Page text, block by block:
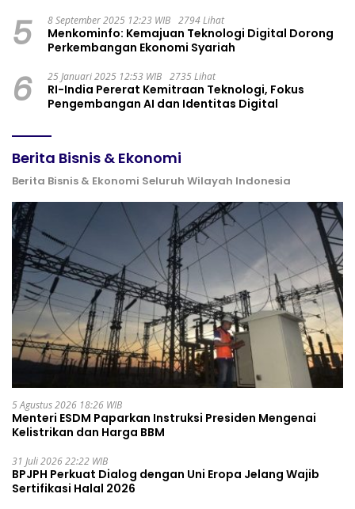
5 8 September 2025 12:23 WIB 2794 Lihat
Menkominfo: Kemajuan Teknologi Digital Dorong
Perkembangan Ekonomi Syariah
6 25 Januari 2025 12:53 WIB 2735 Lihat
RI-India Pererat Kemitraan Teknologi, Fokus
Pengembangan AI dan Identitas Digital
Berita Bisnis & Ekonomi
Berita Bisnis & Ekonomi Seluruh Wilayah Indonesia
5 Agustus 2026 18:26 WIB
Menteri ESDM Paparkan Instruksi Presiden Mengenai
Kelistrikan dan Harga BBM
31 Juli 2026 22:22 WIB
BPJPH Perkuat Dialog dengan Uni Eropa Jelang Wajib
Sertifikasi Halal 2026